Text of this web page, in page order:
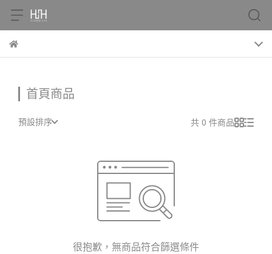
首頁商品
預設排序 共 0 件商品
很抱歉，無商品符合篩選條件